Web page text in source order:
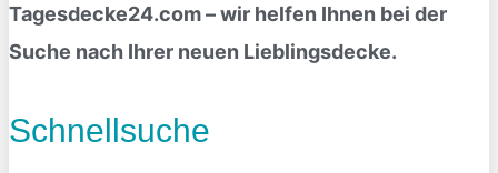
Tagesdecke24.com – wir helfen Ihnen bei der
Suche nach Ihrer neuen Lieblingsdecke.
Schnellsuche